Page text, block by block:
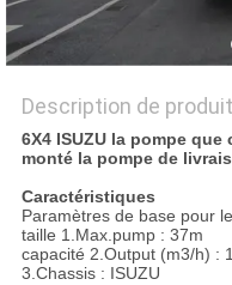
Description de produit
6X4 ISUZU la pompe
monté la pompe de
Caractéristiques
Paramètres de base pour
taille 1.Max.pump : 37m
capacité 2.Output (m3/h) :
3.Chassis : ISUZU